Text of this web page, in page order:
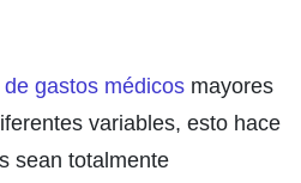
gastos médicos mayores
variables, esto hace
sean totalmente